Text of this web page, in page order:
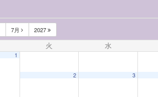
7月 2027
火 水
1
2 3